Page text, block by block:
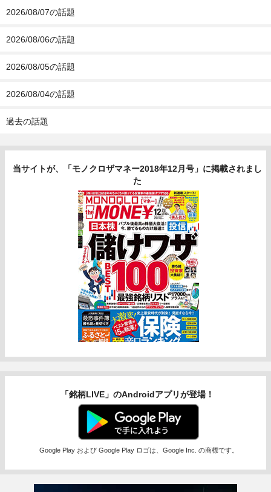
2026/08/07の話題
2026/08/06の話題
2026/08/05の話題
2026/08/04の話題
過去の話題
当サイトが、「モノクロザマネー2018年12月号」に掲載されまし
た
「銘柄LIVE」のAndroidアプリが登場！
Google Play および Google Play ロゴは、Google Inc. の商標です。